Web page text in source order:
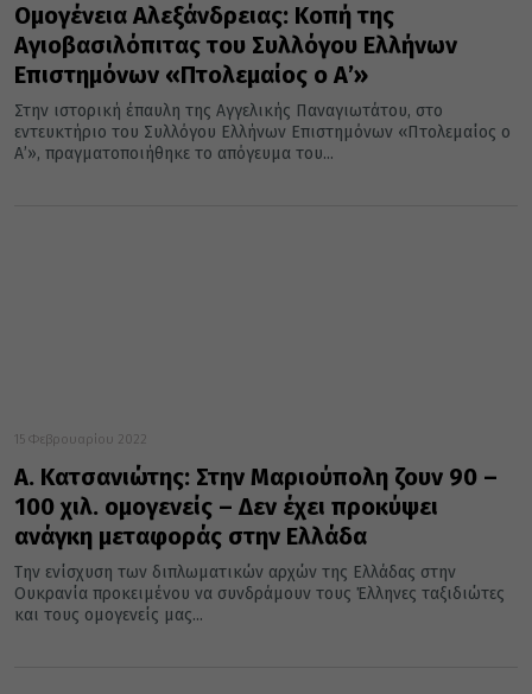
Ομογένεια Αλεξάνδρειας: Κοπή της
Αγιοβασιλόπιτας του Συλλόγου Ελλήνων
Επιστημόνων «Πτολεμαίος ο Α’»
Στην ιστορική έπαυλη της Αγγελικής Παναγιωτάτου, στο
εντευκτήριο του Συλλόγου Ελλήνων Επιστημόνων «Πτολεμαίος ο
Α’», πραγματοποιήθηκε το απόγευμα του...
15 Φεβρουαρίου 2022
Α. Κατσανιώτης: Στην Μαριούπολη ζουν 90 –
100 χιλ. ομογενείς – Δεν έχει προκύψει
ανάγκη μεταφοράς στην Ελλάδα
Την ενίσχυση των διπλωματικών αρχών της Ελλάδας στην
Ουκρανία προκειμένου να συνδράμουν τους Έλληνες ταξιδιώτες
και τους ομογενείς μας...